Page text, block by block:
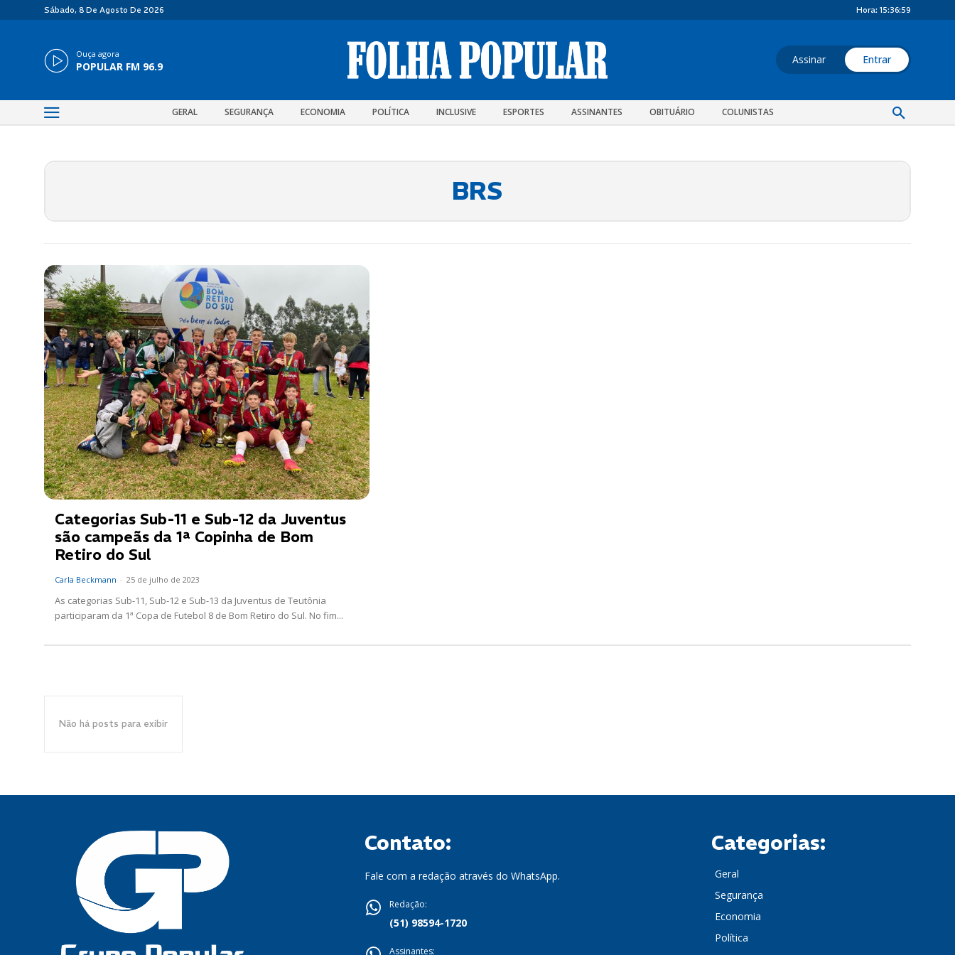
Sábado, 8 De Agosto De 2026 Hora: 15:37:00
Ouça agora
POPULAR FM 96.9 Assinar Entrar
GERAL SEGURANÇA ECONOMIA POLÍTICA INCLUSIVE ESPORTES ASSINANTES OBITUÁRIO COLUNISTAS
BRS
Categorias Sub-11 e Sub-12 da Juventus
são campeãs da 1ª Copinha de Bom
Retiro do Sul
Carla Beckmann - 25 de julho de 2023
As categorias Sub-11, Sub-12 e Sub-13 da Juventus de Teutônia
participaram da 1ª Copa de Futebol 8 de Bom Retiro do Sul. No fim...
Não há posts para exibir
Contato:
Fale com a redação através do WhatsApp.
Redação:
(51) 98594-1720
Assinantes:
Categorias:
Geral
Segurança
Economia
Política